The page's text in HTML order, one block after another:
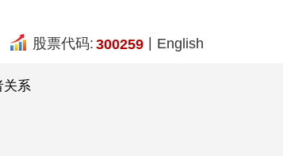
股票代码: 300259 English
关系